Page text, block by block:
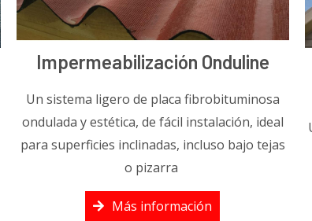
Impermeabilización Onduline
Un sistema ligero de placa fibrobituminosa
ondulada y estética, de fácil instalación, ideal
para superficies inclinadas, incluso bajo tejas
o pizarra
Más información